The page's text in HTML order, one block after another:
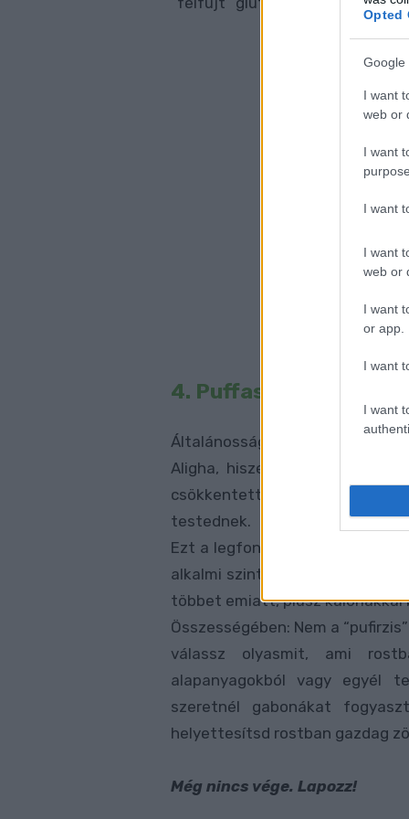
Opted
Google
I want
web or
I want
I want
I want
web or
I want
or app.
I want
I want
4. Puffasztott ételek,
Általánosságban: A
Aligha, hiszen rostban nem
csökkentett, nem túl laktató,
testednek.
Ezt a legfontosabb tudnod: A
alkalmi szintű fogyasztás
többet emiatt, plusz kalóriákkal
Összességében: Nem a
válassz olyasmit, ami
alapanyagokból vagy egyél
szeretnél gabonákat
helyettesítsd rostban gazdag
Még nincs vége. Lapozz!